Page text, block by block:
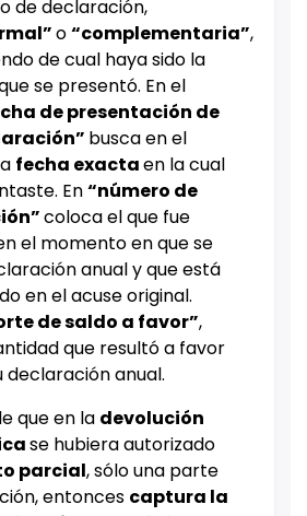
de declaración,
o“complementaria”,
de cual haya sido la
se presentó. En el
de presentación de
busca en el
fecha exactaen la cual
En“número de
coloca el que fue
el momento en que se
anual y que está
en el acuse original.
de saldo a favor”,
que resultó a favor
declaración anual.
que en la devolución
se hubiera autorizado
parcial, sólo una parte
entonces captura la